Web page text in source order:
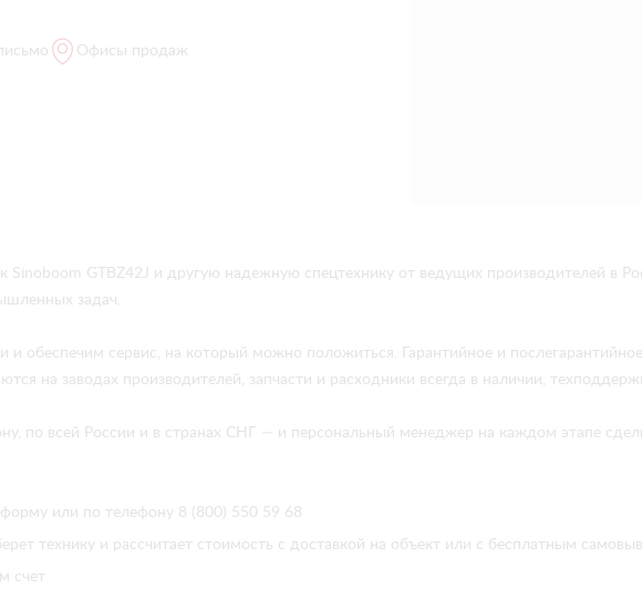
Офисы продаж
Sinoboom GTBZ42J и другую надежную спецтехнику от ведущих производителей в
задач.
и обеспечим сервис, на который можно положиться. Гарантийное и
на заводах производителей, запчасти и расходники всегда в наличии,
по всей России и в странах СНГ — и персональный менеджер на каждом этапе
форму или по телефону 8 (800) 550 59 68
технику и рассчитает стоимость с доставкой на объект или с бесплатным
счет